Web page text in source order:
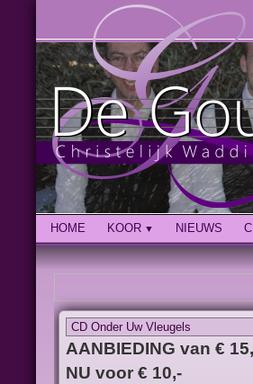
HOME KOOR NIEUWS
CD Onder Uw Vleugels
AANBIEDING van €
NU voor € 10,-